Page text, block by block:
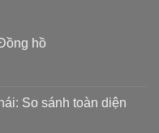
hồ
So sánh toàn diện